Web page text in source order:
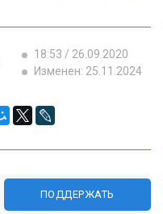
18:53 / 26.09.2020
Изменен: 25.11.2024
ПОДДЕРЖАТЬ